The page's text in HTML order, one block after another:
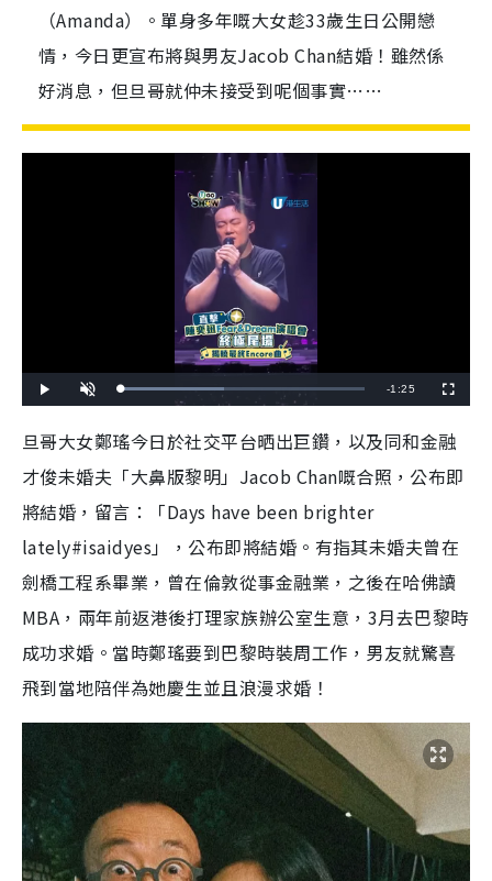
（Amanda）。單身多年嘅大女趁33歲生日公開戀
情，今日更宣布將與男友Jacob Chan結婚！雖然係
好消息，但旦哥就仲未接受到呢個事實……
l
n
t
e
L
o
e
d
4
2
5
R
a
n
i
n
g
-1:25
u
s
c
e
e
旦哥大女鄭瑤今日於社交平台晒出巨鑽，以及同和金融
才俊未婚夫「大鼻版黎明」Jacob Chan嘅合照，公布即
將結婚，留言：「Days have been brighter
lately#isaidyes」，公布即將結婚。有指其未婚夫曾在
劍橋工程系畢業，曾在倫敦從事金融業，之後在哈佛讀
MBA，兩年前返港後打理家族辦公室生意，3月去巴黎時
成功求婚。當時鄭瑤要到巴黎時裝周工作，男友就驚喜
飛到當地陪伴為她慶生並且浪漫求婚！